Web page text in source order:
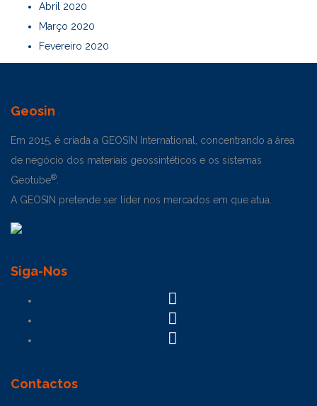
Abril 2020
Março 2020
Fevereiro 2020
Geosin
Em 2015, é criada a GEOSIN International, concentrando a área
de negócio dos materiais geossintéticos e os sistemas
Geotube®.
A GEOSIN pretende ser líder nos mercados em que atua.
Siga-Nos
Contactos